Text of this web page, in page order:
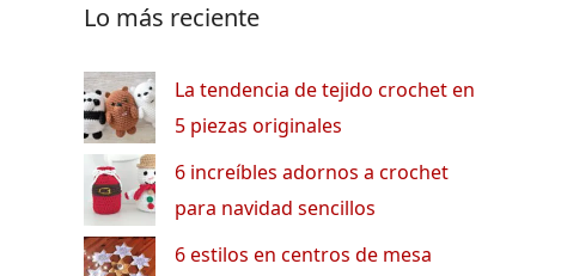
Lo más reciente
La tendencia de tejido crochet en
5 piezas originales
6 increíbles adornos a crochet
para navidad sencillos
6 estilos en centros de mesa